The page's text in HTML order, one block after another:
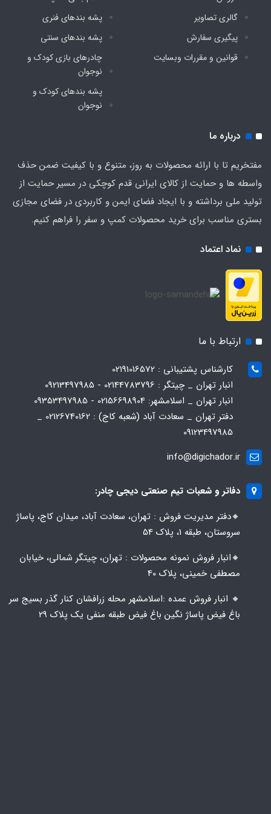
زرمات
درجه کارشناسی محصول
نماد اعتماد
گالری تصاویر
پیگیری سفارش
قوانین و مقررات وبسایت
پشه‌ بندهای فنری
پشه‌ بندهای سنتی
چادرهای بازی کودک و
نوجوان
پشه‌ بندهای کودک و
نوجوان
درباره ما
مفتخریم تا با ارائه محصولات به روز، متنوع و با کیفیت ضمن حذف
واسطه ها و حمایت از کالای ایرانی قدم کوچکی در مسیر حمایت از
تولید ملی برداشته و با ایجاد فضای ایمن و کاربردی در فضای مجازی
بستری مناسب برای خرید محصولات کمپ و سفر را فراهم کنیم.
ارتباط با ما
کارشناس پشتیبانی : 02191016572
انبار تهران _ چیتگر : 02144783796 - 09213497985
انبار تهران _ اسلامشهر: 02156698904 - 09353497985
دفتر تهران _ سعادت آباد (شعبه کاج) : 02126740162 _
09123497985
info@digichador.ir
دفاتر و شعبات تیم صنعتی دیجی چادر:
🔸️​​دفتر مدیریت فروش : تهران، سعادت آباد، میدان کاج، پاساژ
سروستان، طبقه 1، پلاک 54
🔸️​​انبار فروش نمونه محصولات : تهران، چیتگر شمالی، خیابان
مصطفی خمینی، پلاک 40
🔸️ انبار فروش عمده :اسلامشهر محله زرافشان کنار گذر بسیج سر
باغ فیض پاساژ نگین باغ فیض طبقه منفی یک پلاک ۲۹